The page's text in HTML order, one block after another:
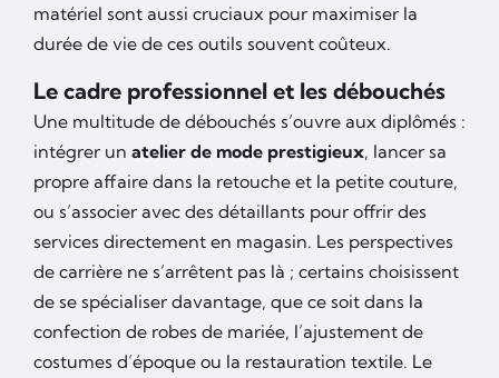
matériel sont aussi cruciaux pour maximiser la
durée de vie de ces outils souvent coûteux.
Le cadre professionnel et les débouchés
Une multitude de débouchés s’ouvre aux diplômés :
intégrer un atelier de mode prestigieux, lancer sa
propre affaire dans la retouche et la petite couture,
ou s’associer avec des détaillants pour offrir des
services directement en magasin. Les perspectives
de carrière ne s’arrêtent pas là ; certains choisissent
de se spécialiser davantage, que ce soit dans la
confection de robes de mariée, l’ajustement de
costumes d’époque ou la restauration textile. Le